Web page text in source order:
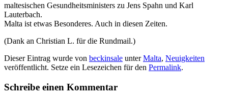
maltesischen Gesundheitsministers zu Jens Spahn und Karl
Lauterbach.
Malta ist etwas Besonderes. Auch in diesen Zeiten.
(Dank an Christian L. für die Rundmail.)
Dieser Eintrag wurde von beckinsale unterMalta, Neuigkeiten
veröffentlicht. Setze ein Lesezeichen für den Permalink.
Schreibe einen Kommentar